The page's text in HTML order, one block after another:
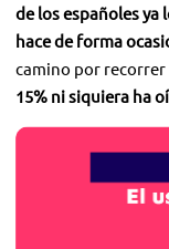
de los españoles ya
hace de forma
camino por
15% ni siquiera ha